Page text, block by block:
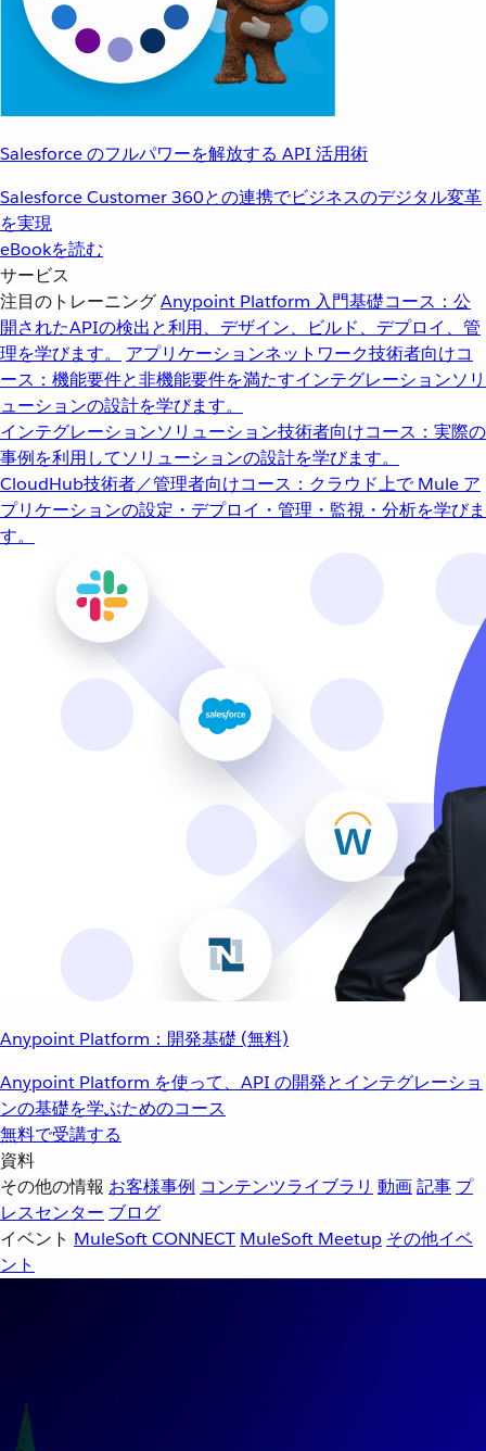
Salesforce のフルパワーを解放する API 活用術
Salesforce Customer 360との連携でビジネスのデジタル変革
を実現
eBookを読む
サービス
注目のトレーニングAnypoint Platform 入門基礎コース：公
開されたAPIの検出と利用、デザイン、ビルド、デプロイ、管
理を学びます。
アプリケーションネットワーク技術者向けコ
ース：機能要件と非機能要件を満たすインテグレーションソリ
ューションの設計を学びます。
インテグレーションソリューション技術者向けコース：実際の
事例を利用してソリューションの設計を学びます。
CloudHub技術者／管理者向けコース：クラウド上で Mule ア
プリケーションの設定・デプロイ・管理・監視・分析を学びま
す。
Anypoint Platform：開発基礎 (無料)
Anypoint Platform を使って、API の開発とインテグレーショ
ンの基礎を学ぶためのコース
無料で受講する
資料
その他の情報 お客様事例 コンテンツライブラリ 動画記事 プ
レスセンター ブログ
イベント MuleSoft CONNECT MuleSoft Meetup その他イベ
ント